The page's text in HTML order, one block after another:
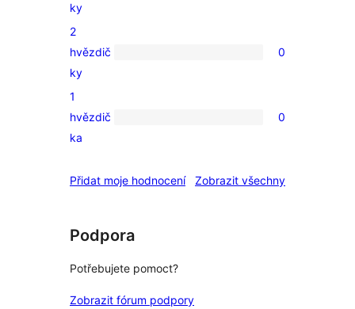
3hvězdičkové
hodnocení
ky
2hvězdičkové
hodnocení
2
hvězdič
ky
0
1hvězdičkové
1
hvězdič
ka
0
Přidat moje hodnocení Zobrazit všechnyrecenze
Podpora
Potřebujete pomoct?
Zobrazit fórum podpory